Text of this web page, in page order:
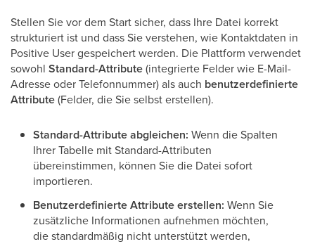
Stellen Sie vor dem Start sicher, dass Ihre Datei korrekt
strukturiert ist und dass Sie verstehen, wie Kontaktdaten in
Positive User gespeichert werden. Die Plattform verwendet
sowohl Standard-Attribute(integrierte Felder wie E-Mail-
Adresse oder Telefonnummer) als auch benutzerdefinierte
Attribute(Felder, die Sie selbst erstellen).
Standard-Attribute abgleichen: Wenn die Spalten
Ihrer Tabelle mit Standard-Attributen
übereinstimmen, können Sie die Datei sofort
importieren.
Benutzerdefinierte Attribute erstellen: Wenn Sie
zusätzliche Informationen aufnehmen möchten,
die standardmäßig nicht unterstützt werden,